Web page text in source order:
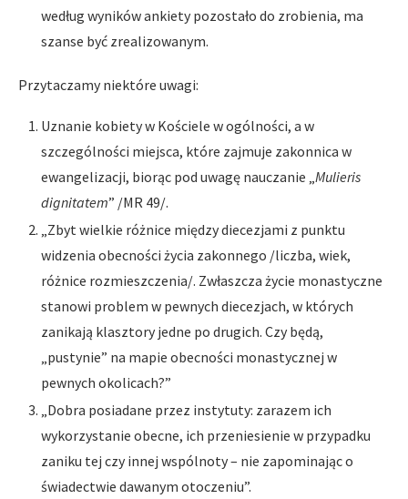
według wyników ankiety pozostało do zrobienia, ma
szanse być zrealizowanym.
Przytaczamy niektóre uwagi:
Uznanie kobiety w Kościele w ogólności, a w
szczególności miejsca, które zajmuje zakonnica w
ewangelizacji, biorąc pod uwagę nauczanie „Mulieris
dignitatem” /MR 49/.
„Zbyt wielkie różnice między diecezjami z punktu
widzenia obecności życia zakonnego /liczba, wiek,
różnice rozmieszczenia/. Zwłaszcza życie monastyczne
stanowi problem w pewnych diecezjach, w których
zanikają klasztory jedne po drugich. Czy będą,
„pustynie” na mapie obecności monastycznej w
pewnych okolicach?”
„Dobra posiadane przez instytuty: zarazem ich
wykorzystanie obecne, ich przeniesienie w przypadku
zaniku tej czy innej wspólnoty – nie zapominając o
świadectwie dawanym otoczeniu”.